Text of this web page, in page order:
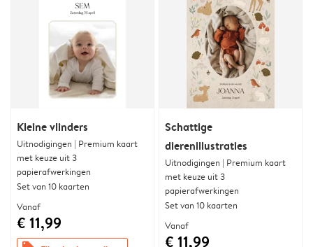
Kleine vlinders
Uitnodigingen | Premium kaart
met keuze uit 3
papierafwerkingen
Set van 10 kaarten
Vanaf
€ 11,99
Schattige
dierenillustraties
Uitnodigingen | Premium kaart
met keuze uit 3
papierafwerkingen
Set van 10 kaarten
Vanaf
€ 11,99